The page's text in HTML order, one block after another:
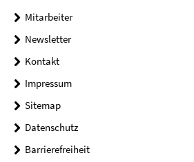
Mitarbeiter
Newsletter
Kontakt
Impressum
Sitemap
Datenschutz
Barrierefreiheit